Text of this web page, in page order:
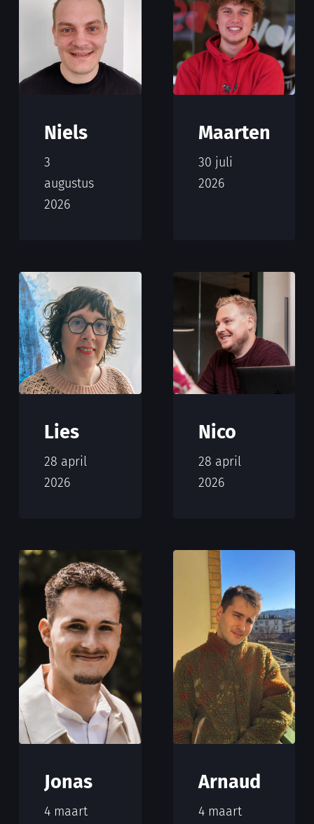
Niels
3
augustus
2026
Maarten
30 juli
2026
Lies
28 april
2026
Nico
28 april
2026
Jonas
4 maart
Arnaud
4 maart